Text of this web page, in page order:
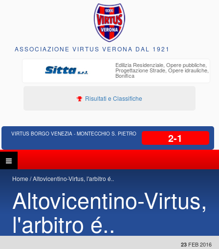
ASSOCIAZIONE VIRTUS VERONA DAL 1921
Edilizia Residenziale, Opere pubbliche,
Progettazione Strade, Opere idrauliche,
Bonifica
Risultati e Classifiche
VIRTUS BORGO VENEZIA - MONTECCHIO S. PIETRO 2-1
Home Altovicentino-Virtus, l'arbitro é..
Altovicentino-Virtus,
l'arbitro é..
23 FEB 2016